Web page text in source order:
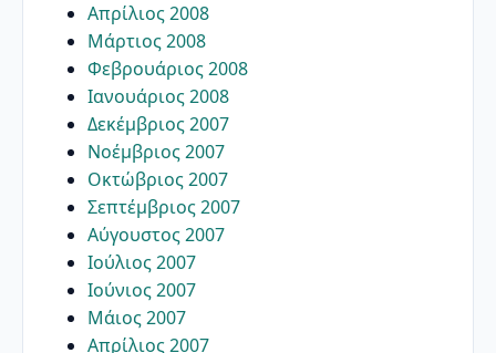
Απρίλιος 2008
Μάρτιος 2008
Φεβρουάριος 2008
Ιανουάριος 2008
Δεκέμβριος 2007
Νοέμβριος 2007
Οκτώβριος 2007
Σεπτέμβριος 2007
Αύγουστος 2007
Ιούλιος 2007
Ιούνιος 2007
Μάιος 2007
Απρίλιος 2007